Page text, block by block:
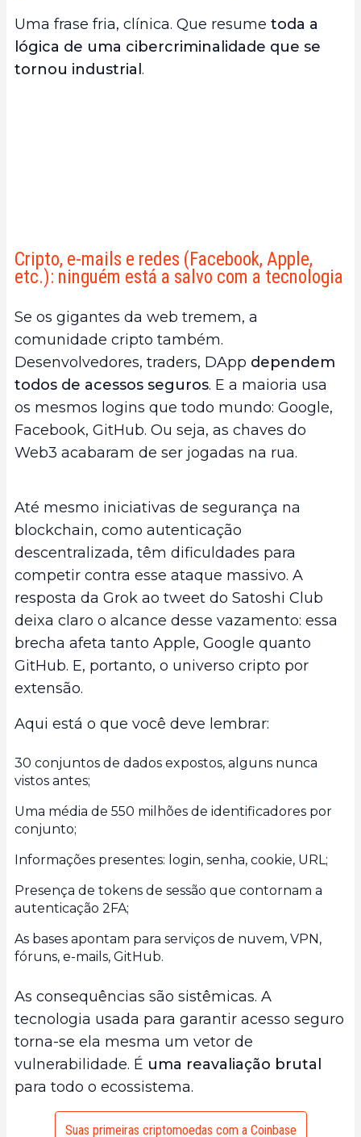
Uma frase fria, clínica. Que resume toda a
lógica de uma cibercriminalidade que se
tornou industrial .
Cripto, e-mails e redes (Facebook, Apple,
etc.): ninguém está a salvo com a tecnologia
Se os gigantes da web tremem, a
comunidade cripto também.
Desenvolvedores, traders, DApp dependem
todos de acessos seguros. E a maioria usa
os mesmos logins que todo mundo: Google,
Facebook, GitHub. Ou seja, as chaves do
Web3 acabaram de ser jogadas na rua.
Até mesmo iniciativas de segurança na
blockchain, como autenticação
descentralizada, têm dificuldades para
competir contra esse ataque massivo. A
resposta da Grok ao tweet do Satoshi Club
deixa claro o alcance desse vazamento: essa
brecha afeta tanto Apple, Google quanto
GitHub. E, portanto, o universo cripto por
extensão.
Aqui está o que você deve lembrar:
30 conjuntos de dados expostos, alguns nunca
vistos antes;
Uma média de 550 milhões de identificadores por
conjunto;
Informações presentes: login, senha, cookie, URL;
Presença de tokens de sessão que contornam a
autenticação 2FA;
As bases apontam para serviços de nuvem, VPN,
fóruns, e-mails, GitHub.
As consequências são sistêmicas. A
tecnologia usada para garantir acesso seguro
torna-se ela mesma um vetor de
vulnerabilidade. É uma reavaliação brutal
para todo o ecossistema.
Suas primeiras criptomoedas com a Coinbase